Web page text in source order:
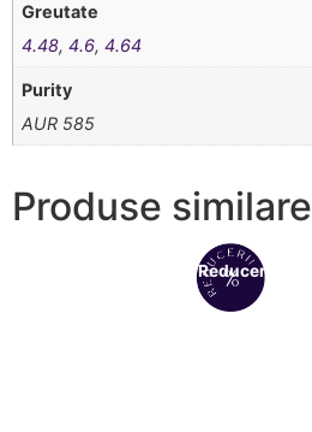
Greutate
4.48,4.6,4.64
Purity
AUR 585
Produse similare
Reduceri!